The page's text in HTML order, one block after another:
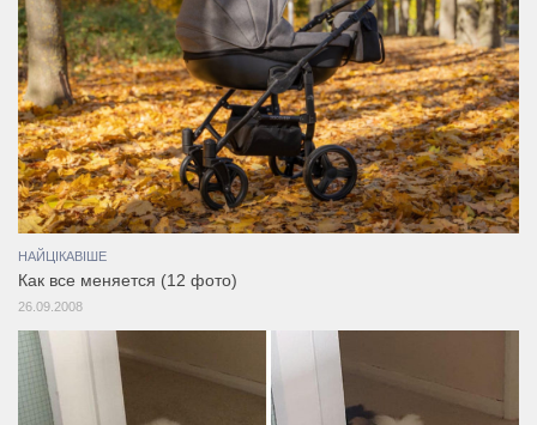
НАЙЦІКАВІШЕ
Как все меняется (12 фото)
26.09.2008